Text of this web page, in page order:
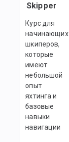
Skipper
Курс для
начинающих
шкиперов,
которые
имеют
небольшой
опыт
яхтинга и
базовые
навыки
навигации